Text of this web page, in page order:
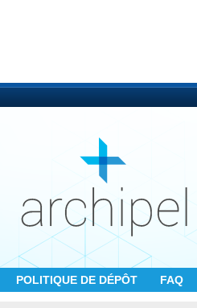
POLITIQUE DE DÉPÔT FAQ